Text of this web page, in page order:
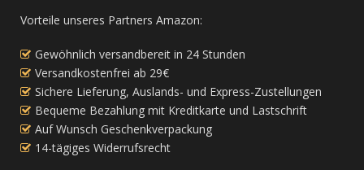
Vorteile unseres Partners Amazon:
Gewöhnlich versandbereit in 24 Stunden
Versandkostenfrei ab 29€
Sichere Lieferung, Auslands- und Express-Zustellungen
Bequeme Bezahlung mit Kreditkarte und Lastschrift
Auf Wunsch Geschenkverpackung
14-tägiges Widerrufsrecht